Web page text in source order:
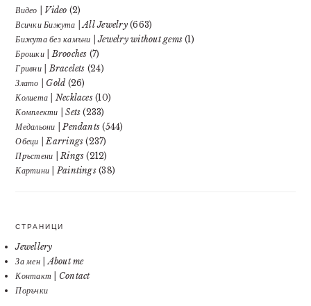
Видео | Video (2)
Всички Бижута | All Jewelry(663)
Бижута без камъни | Jewelry without gems (1)
Брошки | Brooches (7)
Гривни | Bracelets (24)
Злато | Gold (26)
Колиета | Necklaces(10)
Комплекти | Sets (233)
Медальони | Pendants (544)
Обеци | Earrings (237)
Пръстени | Rings (212)
Картини | Paintings(38)
СТРАНИЦИ
Jewellery
За мен | About me
Контакт | Contact
Поръчки